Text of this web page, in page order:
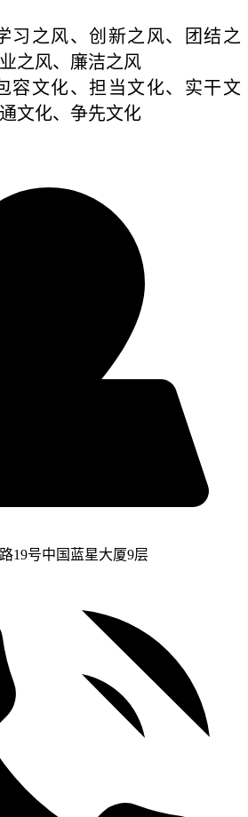
习之风、创新之风、团结之
之风、廉洁之风
容文化、担当文化、实干文
文化、争先文化
19号中国蓝星大厦9层